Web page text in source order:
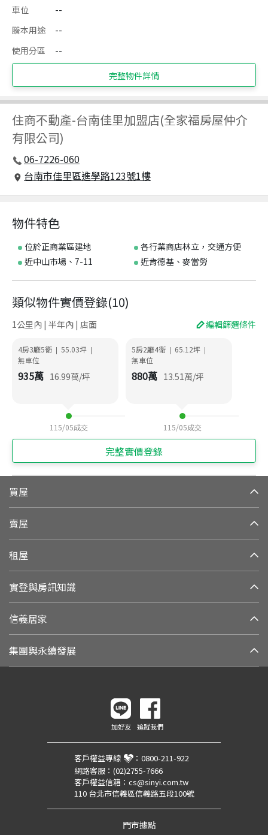
車位
--
謄本用途
--
使用分區
--
完整物件詳情
住商不動產-台南佳里加盟店(全家福房屋仲介
有限公司)
06-7226-060
台南市佳里區進學路123號1樓
物件特色
位於正商業區建地
各行業商店林立，交通方便
近中山市場、7-11
近肯德基、麥當勞
類似物件實價登錄(10)
1公里內 | 半年內 | 店面 編輯篩選條件
4房3廳5衛 | 55.03坪 |
無車位
935萬 16.99萬/坪
115/05成交
5房2廳4衛 | 65.12坪 |
無車位
880萬 13.51萬/坪
115/05成交
完整實價登錄
買屋
賣屋
租屋
實登與房訊知識
信義居家
集團與永續發展
加好友 追蹤我們
客戶權益專線 ： 0800-211-922
網路客服： (02)2755-7666
客戶權益信箱： cs@sinyi.com.tw
110 台北市信義區信義路五段100號
門市據點